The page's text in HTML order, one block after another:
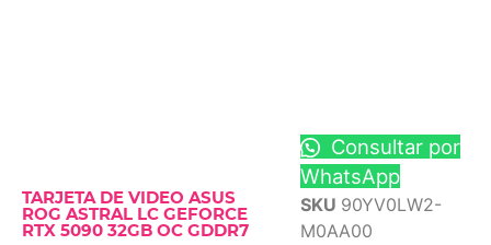
TARJETA DE VIDEO ASUS
ROG ASTRAL LC GEFORCE
RTX 5090 32GB OC GDDR7
Consultar por
WhatsApp
SKU 90YV0LW2-
M0AA00